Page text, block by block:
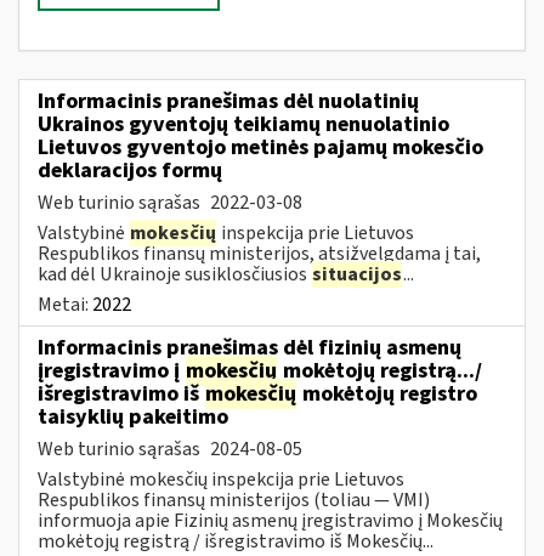
Informacinis pranešimas dėl nuolatinių
Ukrainos gyventojų teikiamų nenuolatinio
Lietuvos gyventojo metinės pajamų mokesčio
deklaracijos formų
Web turinio sąrašas 2022-03-08
Valstybinė mokesčių inspekcija prie Lietuvos
Respublikos finansų ministerijos, atsižvelgdama į tai,
kad dėl Ukrainoje susiklosčiusios situacijos...
Metai: 2022
Informacinis pranešimas dėl fizinių asmenų
įregistravimo į mokesčių mokėtojų registrą.../
išregistravimo išmokesčių mokėtojų registro
taisyklių pakeitimo
Web turinio sąrašas 2024-08-05
Valstybinė mokesčių inspekcija prie Lietuvos
Respublikos finansų ministerijos (toliau — VMI)
informuoja apie Fizinių asmenų įregistravimo į Mokesčių
mokėtojų registrą / išregistravimo iš Mokesčių...